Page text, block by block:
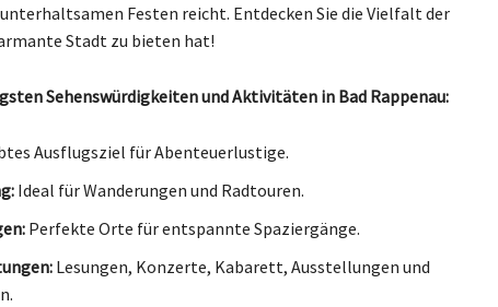
Festen reicht. Entdecken Sie die Vielfalt der
Stadt zu bieten hat!
Sehenswürdigkeiten und Aktivitäten in Bad Rappenau:
Ausflugsziel für Abenteuerlustige.
Ideal für Wanderungen und Radtouren.
Perfekte Orte für entspannte Spaziergänge.
Lesungen, Konzerte, Kabarett, Ausstellungen und